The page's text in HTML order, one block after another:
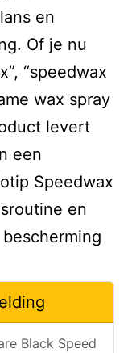
en
Of je nu
“speedwax
wax spray
levert
een
Speedwax
en
Black Speed